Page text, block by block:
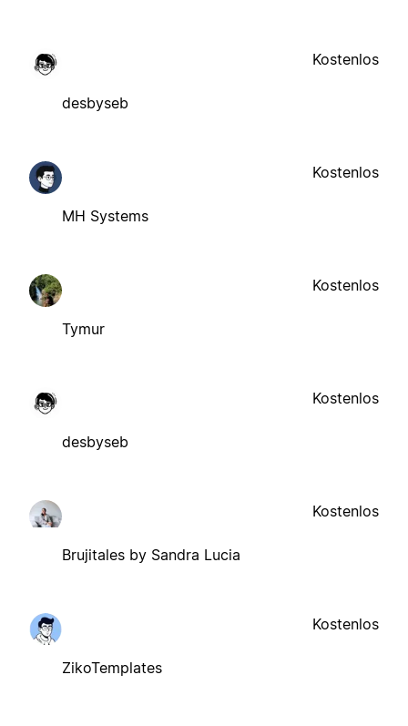
desbyseb
Kostenlos
MH Systems
Kostenlos
Tymur
Kostenlos
desbyseb
Kostenlos
Brujitales by Sandra Lucia
Kostenlos
ZikoTemplates
Kostenlos